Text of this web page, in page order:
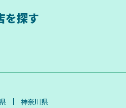
を探す
神奈川県